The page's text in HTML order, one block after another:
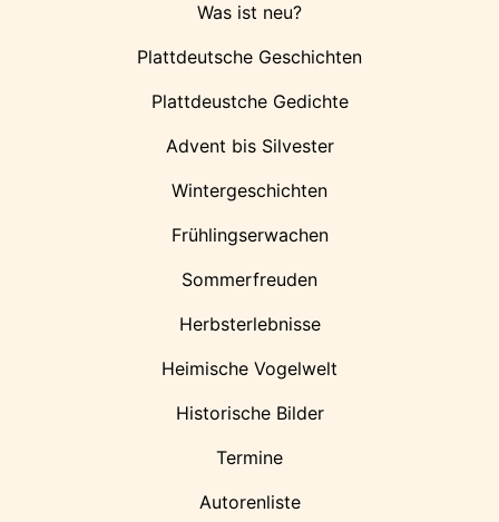
Was ist neu?
Plattdeutsche Geschichten
Plattdeustche Gedichte
Advent bis Silvester
Wintergeschichten
Frühlingserwachen
Sommerfreuden
Herbsterlebnisse
Heimische Vogelwelt
Historische Bilder
Termine
Autorenliste